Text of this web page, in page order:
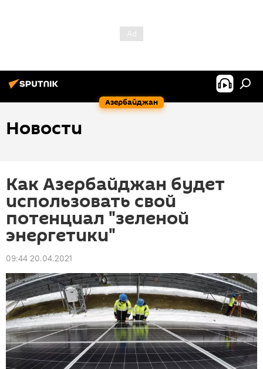
Азербайджан
Новости
Как Азербайджан будет
использовать свой
потенциал "зеленой
энергетики"
09:44 20.04.2021